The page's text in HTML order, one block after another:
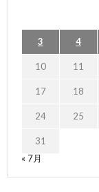
3 4
10 11
17 18
24 25
31
« 7月